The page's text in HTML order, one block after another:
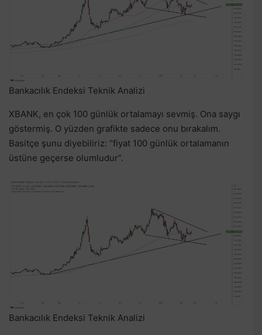
Bankacılık Endeksi Teknik Analizi
XBANK, en çok 100 günlük ortalamayı sevmiş. Ona saygı
göstermiş. O yüzden grafikte sadece onu bırakalım.
Basitçe şunu diyebiliriz: “fiyat 100 günlük ortalamanın
üstüne geçerse olumludur”.
Bankacılık Endeksi Teknik Analizi